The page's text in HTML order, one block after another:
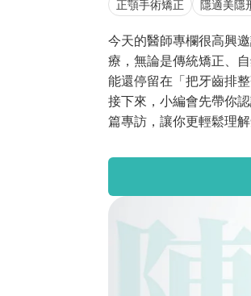
正顎手術矯正 隱適美隱
今天的醫師專欄很高興
療，無論是傳統矯正、
能還停留在「把牙齒排
接下來，小編會先帶你
篇專訪，讓你更輕鬆理